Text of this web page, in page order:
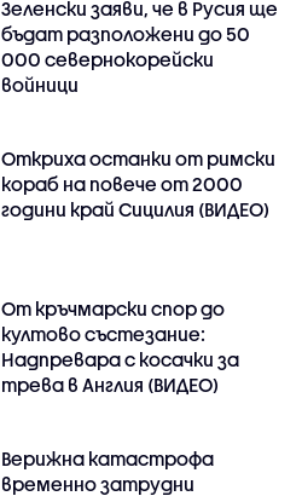
Зеленски заяви, че в Русия ще
бъдат разположени до 50
000 севернокорейски
войници
Откриха останки от римски
кораб на повече от 2000
години край Сицилия (ВИДЕО)
От кръчмарски спор до
култово състезание:
Надпревара с косачки за
трева в Англия (ВИДЕО)
Верижна катастрофа
временно затрудни